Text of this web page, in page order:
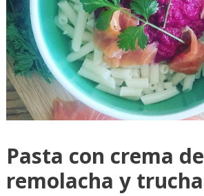
Pasta con crema de
remolacha y trucha